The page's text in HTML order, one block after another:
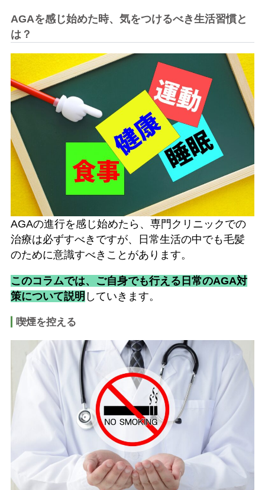
AGAを感じ始めた時、気をつけるべき生活習慣と
は？
AGAの進行を感じ始めたら、専門クリニックでの
治療は必ずすべきですが、日常生活の中でも毛髪
のために意識すべきことがあります。
このコラムでは、ご自身でも行える日常のAGA対
策について説明 していきます。
喫煙を控える